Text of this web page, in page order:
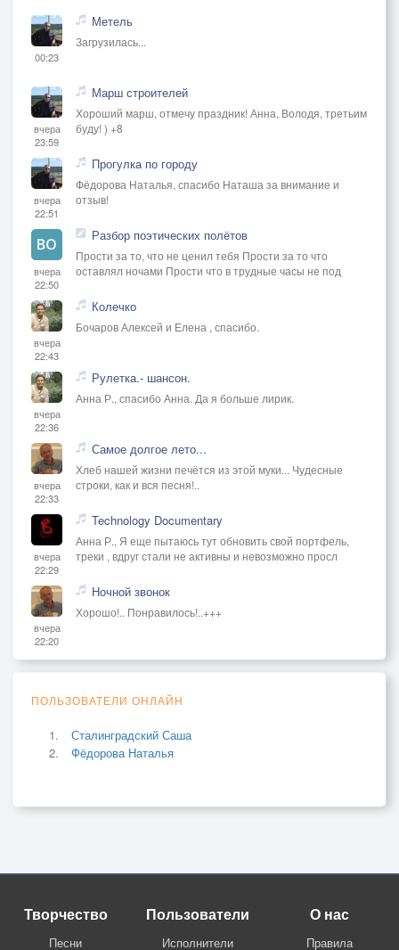
00:23
Метель
Загрузилась...
вчера
23:59
Марш строителей
Хороший марш, отмечу праздник! Анна, Володя, третьим
буду! ) +8
вчера
22:51
Прогулка по городу
Фёдорова Наталья, спасибо Наташа за внимание и
отзыв!
вчера
22:50
Разбор поэтических полётов
Прости за то, что не ценил тебя Прости за то что
оставлял ночами Прости что в трудные часы не под
вчера
22:43
Колечко
Бочаров Алексей и Елена , спасибо.
вчера
22:36
Рулетка.- шансон.
Анна Р., спасибо Анна. Да я больше лирик.
вчера
22:33
Самое долгое лето...
Хлеб нашей жизни печётся из этой муки... Чудесные
строки, как и вся песня!..
вчера
22:29
Technology Documentary
Анна Р., Я еще пытаюсь тут обновить свой портфель,
треки , вдруг стали не активны и невозможно просл
вчера
22:20
Ночной звонок
Хорошо!.. Понравилось!..+++
ПОЛЬЗОВАТЕЛИ ОНЛАЙН
Сталинградский Саша
Фёдорова Наталья
Творчество
Песни
Пользователи
Исполнители
О нас
Правила